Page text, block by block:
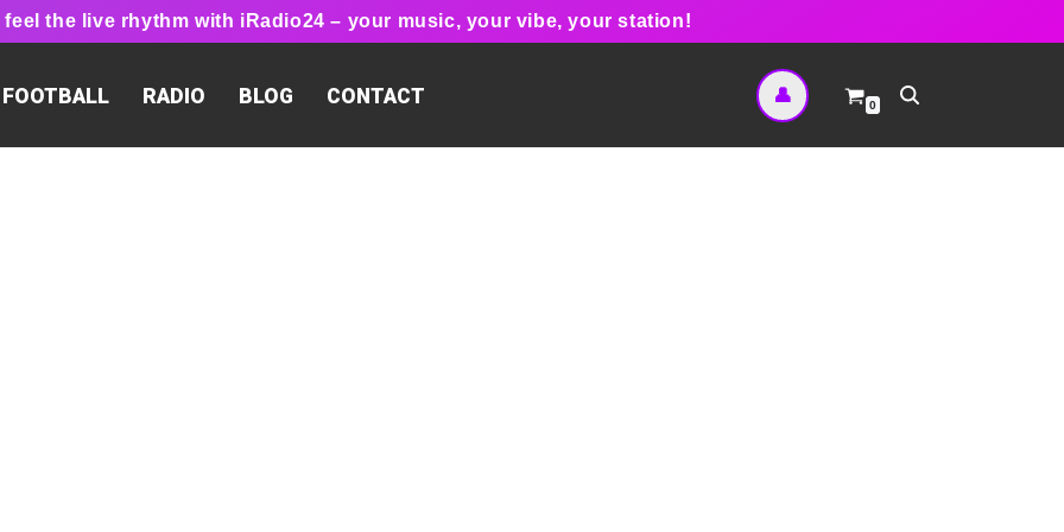
feel the live rhythm with iRadio24 – your music, your vibe, your station!
FOOTBALL RADIO BLOG CONTACT 👤 0